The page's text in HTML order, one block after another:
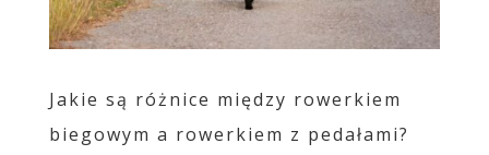
Jakie są różnice między rowerkiem
biegowym a rowerkiem z pedałami?